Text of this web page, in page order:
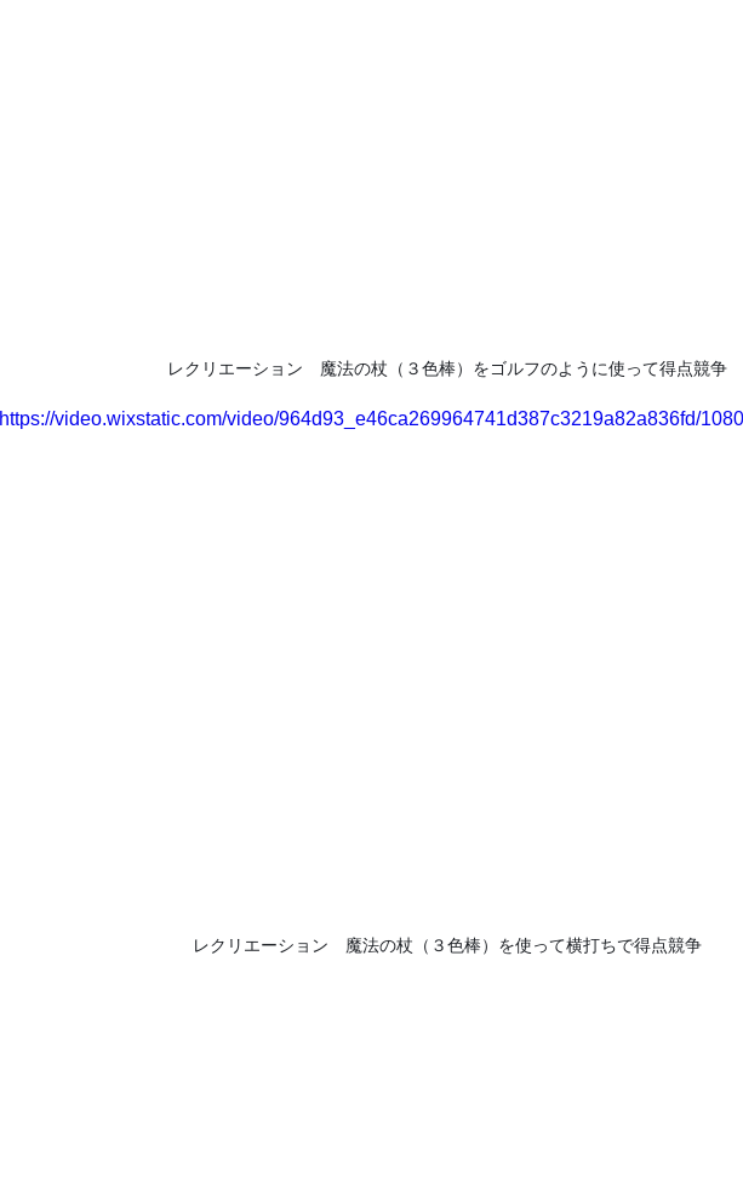
レクリエーション　魔法の杖（３色棒）をゴルフのように使って得点競争
https://video.wixstatic.com/video/964d93_e46ca269964741d387c3219a82a836fd/
レクリエーション　魔法の杖（３色棒）を使って横打ちで得点競争